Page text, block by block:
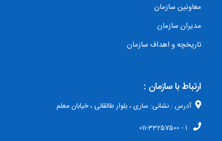
معاونین سازمان
مدیران سازمان
تاریخچه و اهداف سازمان
ارتباط با سازمان :
آدرس : نشانی: ساری ، بلوار طالقانی ، خیابان معلم
1 - 011-33257500